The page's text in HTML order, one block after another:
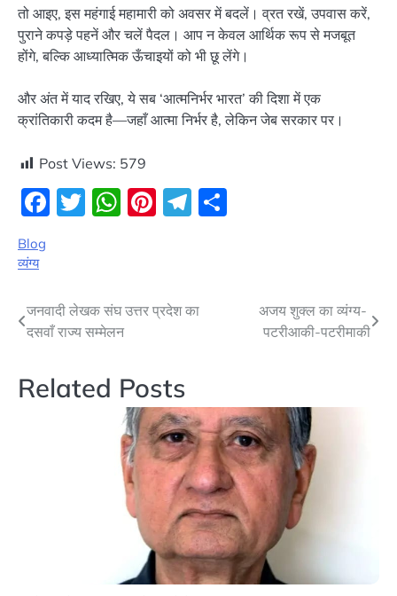
तो आइए, इस महंगाई महामारी को अवसर में बदलें। व्रत रखें, उपवास करें,
पुराने कपड़े पहनें और चलें पैदल। आप न केवल आर्थिक रूप से मजबूत
होंगे, बल्कि आध्यात्मिक ऊँचाइयों को भी छू लेंगे।
और अंत में याद रखिए, ये सब ‘आत्मनिर्भर भारत’ की दिशा में एक
क्रांतिकारी कदम है—जहाँ आत्मा निर्भर है, लेकिन जेब सरकार पर।
Post Views: 579
Facebook
Twitter
WhatsApp
Pinterest
Telegram
Blog
व्यंग्य
Post
navigation
जनवादी लेखक संघ उत्तर प्रदेश का
दसवाँ राज्य सम्मेलन
अजय शुक्ल का व्यंग्य-
पटरीआकी-पटरीमाकी
Related Posts